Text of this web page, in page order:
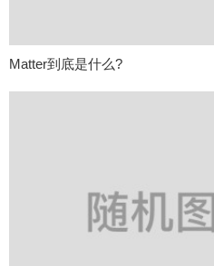
Matter到底是什么?